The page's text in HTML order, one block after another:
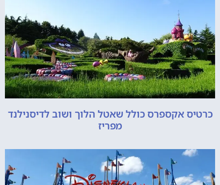
כרטיס אקספרס כולל שאטל הלוך ושוב לדיסנילנד
מפריז